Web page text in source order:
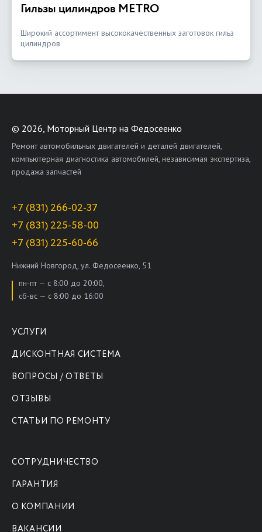
Гильзы цилиндров METRO
Широкий ассортимент высококачественных заготовок гильз
цилиндров
© 2026, Моторный Центр на Федосеенко
Ремонт автомобильных двигателей и деталей двигателей,
компьютерная диагностика автомобилей, независимая экспертиза,
продажа запчастей
+7 (831) 266-02-37
+7 (831) 225-58-00
+7 (831) 225-60-66
Нижний Новгород, ул. Федосеенко, 51
пн-пт — с 8:00 до 20:00,
сб-вс — с 8:00 до 16:00
УСЛУГИ
ДИСКОНТНАЯ СИСТЕМА
ВОПРОСЫ / ОТВЕТЫ
ОТЗЫВЫ
СТАТЬИ ПО РЕМОНТУ
СОТРУДНИЧЕСТВО
ГАРАНТИЯ
О КОМПАНИИ
ВАКАНСИИ